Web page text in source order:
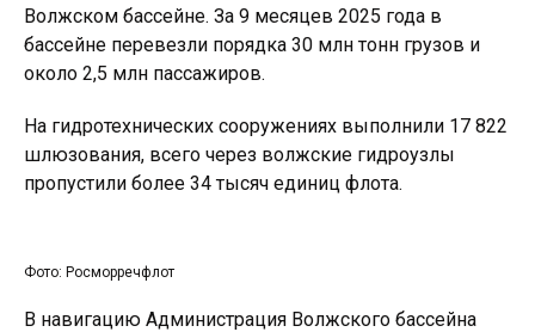
Волжском бассейне. За 9 месяцев 2025 года в
бассейне перевезли порядка 30 млн тонн грузов и
около 2,5 млн пассажиров.
На гидротехнических сооружениях выполнили 17 822
шлюзования, всего через волжские гидроузлы
пропустили более 34 тысяч единиц флота.
Фото: Росморречфлот
В навигацию Администрация Волжского бассейна